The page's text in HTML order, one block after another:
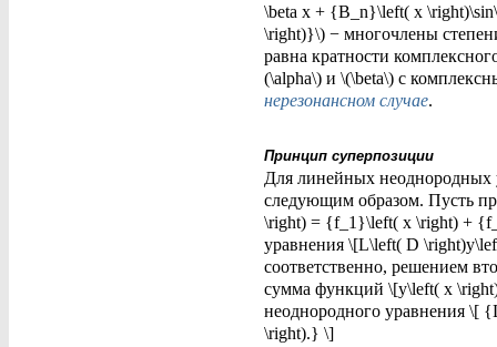
\beta x + {B_n}\left( x
\right)}\) − многочлены
равна кратности
(\alpha\) и \(\beta\) с
нерезонансном случае.
Принцип суперпозиции
Для линейных неоднородных
следующим образом. Пусть
\right) = {f_1}\left( x \right) +
уравнения \[L\left( D
соответственно, решением
сумма функций \[y\left( x
неоднородного уравнения
\right).} \]